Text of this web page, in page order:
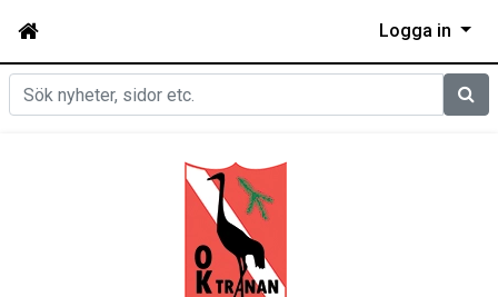
Logga in
Sök